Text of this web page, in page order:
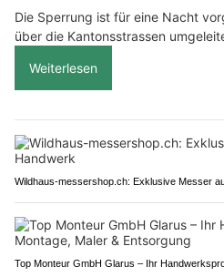
Die Sperrung ist für eine Nacht
über die Kantonsstrassen
Weiterlesen
Wildhaus-messershop.ch: Exklusive Messer
Top Monteur GmbH Glarus – Ihr